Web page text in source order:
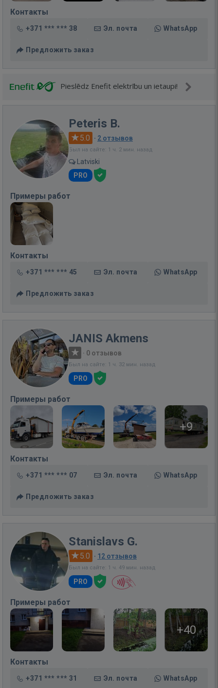
Контакты
+371 *** *** 38 Эл. почта WhatsApp
Предложить заказ
Pieslēdz Enefit elektrību un ietaupi!
Peteris B.
5.0 · 2 отзывов
Был на сайте: 1 ч. 2 мин. назад
Latviski
PRO
Примеры работ
Контакты
+371 *** *** 45 Эл. почта WhatsApp
Предложить заказ
JANIS Akmens
· 0 отзывов
Был на сайте: 1 ч. 32 мин. назад
PRO
Примеры работ
+9
Контакты
+371 *** *** 07 Эл. почта WhatsApp
Предложить заказ
Stanislavs G.
5.0 · 12 отзывов
Был на сайте: 1 ч. 49 мин. назад
PRO
Примеры работ
+40
Контакты
+371 *** *** 31 Эл. почта WhatsApp